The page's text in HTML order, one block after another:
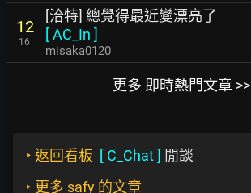
12
16
[洽特] 總覺得最近變漂亮了
[AC_In ]
misaka0120
更多 即時熱門文章 >>
‣ 返回看板 [ C_Chat] 閒談
‣ 更多 safy 的文章